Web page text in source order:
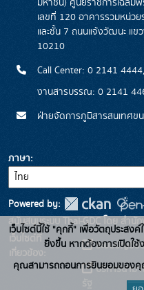
มหาชน) ศูนย์ราชการเฉลิม
เลขที่ 120 อาคารรวมหน่ว
และชั้น 7 ถนนแจ้งวัฒนะ แ
10210
Call Center: 0 2141
งานสารบรรณ: 0 2141
ฝ่ายจัดการภูมิสารสนเทศข
ภาษา
Powered by:
สนับสนุนระบบ Thai-GDC โดย สำนั
เว็บไซต์ที่
เกี่ยวข้อง:
ระบบบัญชีข้
บริการนาม
เว็บไซต์นี้ใช้ "คุกกี้" เพื่อวัตถุประสง
ยิ่งขึ้น หากต้องการเปิดใ
คุณสามารถถอนการยินยอมของคุ